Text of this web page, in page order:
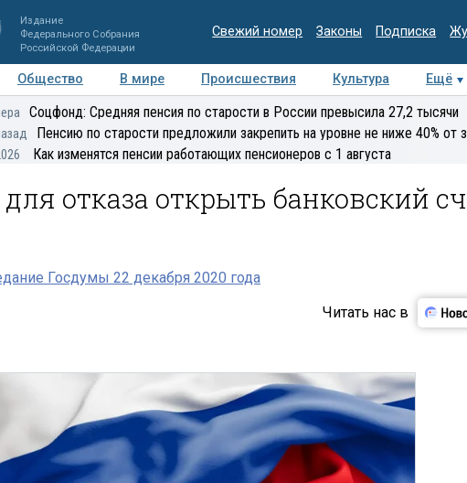
Издание
Федерального Собрания
Российской Федерации
Свежий номер Законы Подписка
Общество В мире Происшествия Культура Ещё
Регионы Медиацентр Интервью Колумнисты
Соцфонд: Средняя пенсия по старости в России превысила 27,2 тысячи
Пенсию по старости предложили закрепить на уровне не ниже 40% от
Как изменятся пенсии работающих пенсионеров с 1 августа
отказа открыть банковский
Госдумы 22 декабря 2020 года
Читать нас в